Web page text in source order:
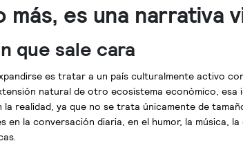
más, es una narrativa
que sale cara
es tratar a un país culturalmente activo
natural de otro ecosistema económico, esa
realidad, ya que no se trata únicamente de
en la conversación diaria, en el humor, la música,